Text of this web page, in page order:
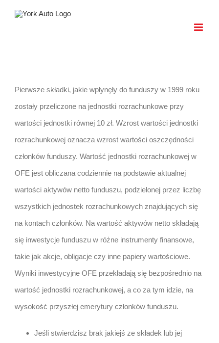
Pierwsze składki, jakie wpłynęły do funduszy w 1999 roku
zostały przeliczone na jednostki rozrachunkowe przy
wartości jednostki równej 10 zł. Wzrost wartości jednostki
rozrachunkowej oznacza wzrost wartości oszczędności
członków funduszy. Wartość jednostki rozrachunkowej w
OFE jest obliczana codziennie na podstawie aktualnej
wartości aktywów netto funduszu, podzielonej przez liczbę
wszystkich jednostek rozrachunkowych znajdujących się
na kontach członków. Na wartość aktywów netto składają
się inwestycje funduszu w różne instrumenty finansowe,
takie jak akcje, obligacje czy inne papiery wartościowe.
Wyniki inwestycyjne OFE przekładają się bezpośrednio na
wartość jednostki rozrachunkowej, a co za tym idzie, na
wysokość przyszłej emerytury członków funduszu.
Jeśli stwierdzisz brak jakiejś ze składek lub jej